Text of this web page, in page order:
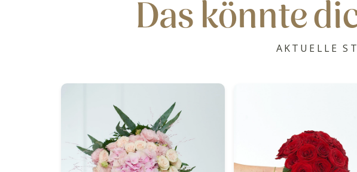
Das könnte
AKTUELLE